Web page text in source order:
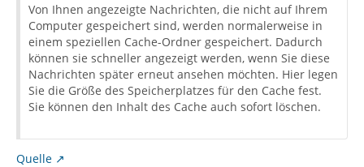
Von Ihnen angezeigte Nachrichten, die nicht auf Ihrem
Computer gespeichert sind, werden normalerweise in
einem speziellen Cache-Ordner gespeichert. Dadurch
können sie schneller angezeigt werden, wenn Sie diese
Nachrichten später erneut ansehen möchten. Hier legen
Sie die Größe des Speicherplatzes für den Cache fest.
Sie können den Inhalt des Cache auch sofort löschen.
Quelle